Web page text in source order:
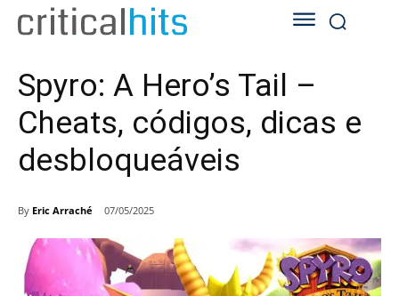
Spyro: A Hero’s Tail –
Cheats, códigos, dicas e
desbloqueáveis
By Eric Arraché 07/05/2025